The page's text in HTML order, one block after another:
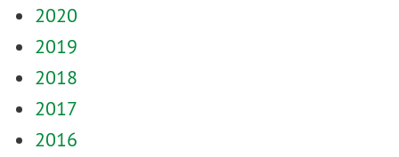
2020
2019
2018
2017
2016